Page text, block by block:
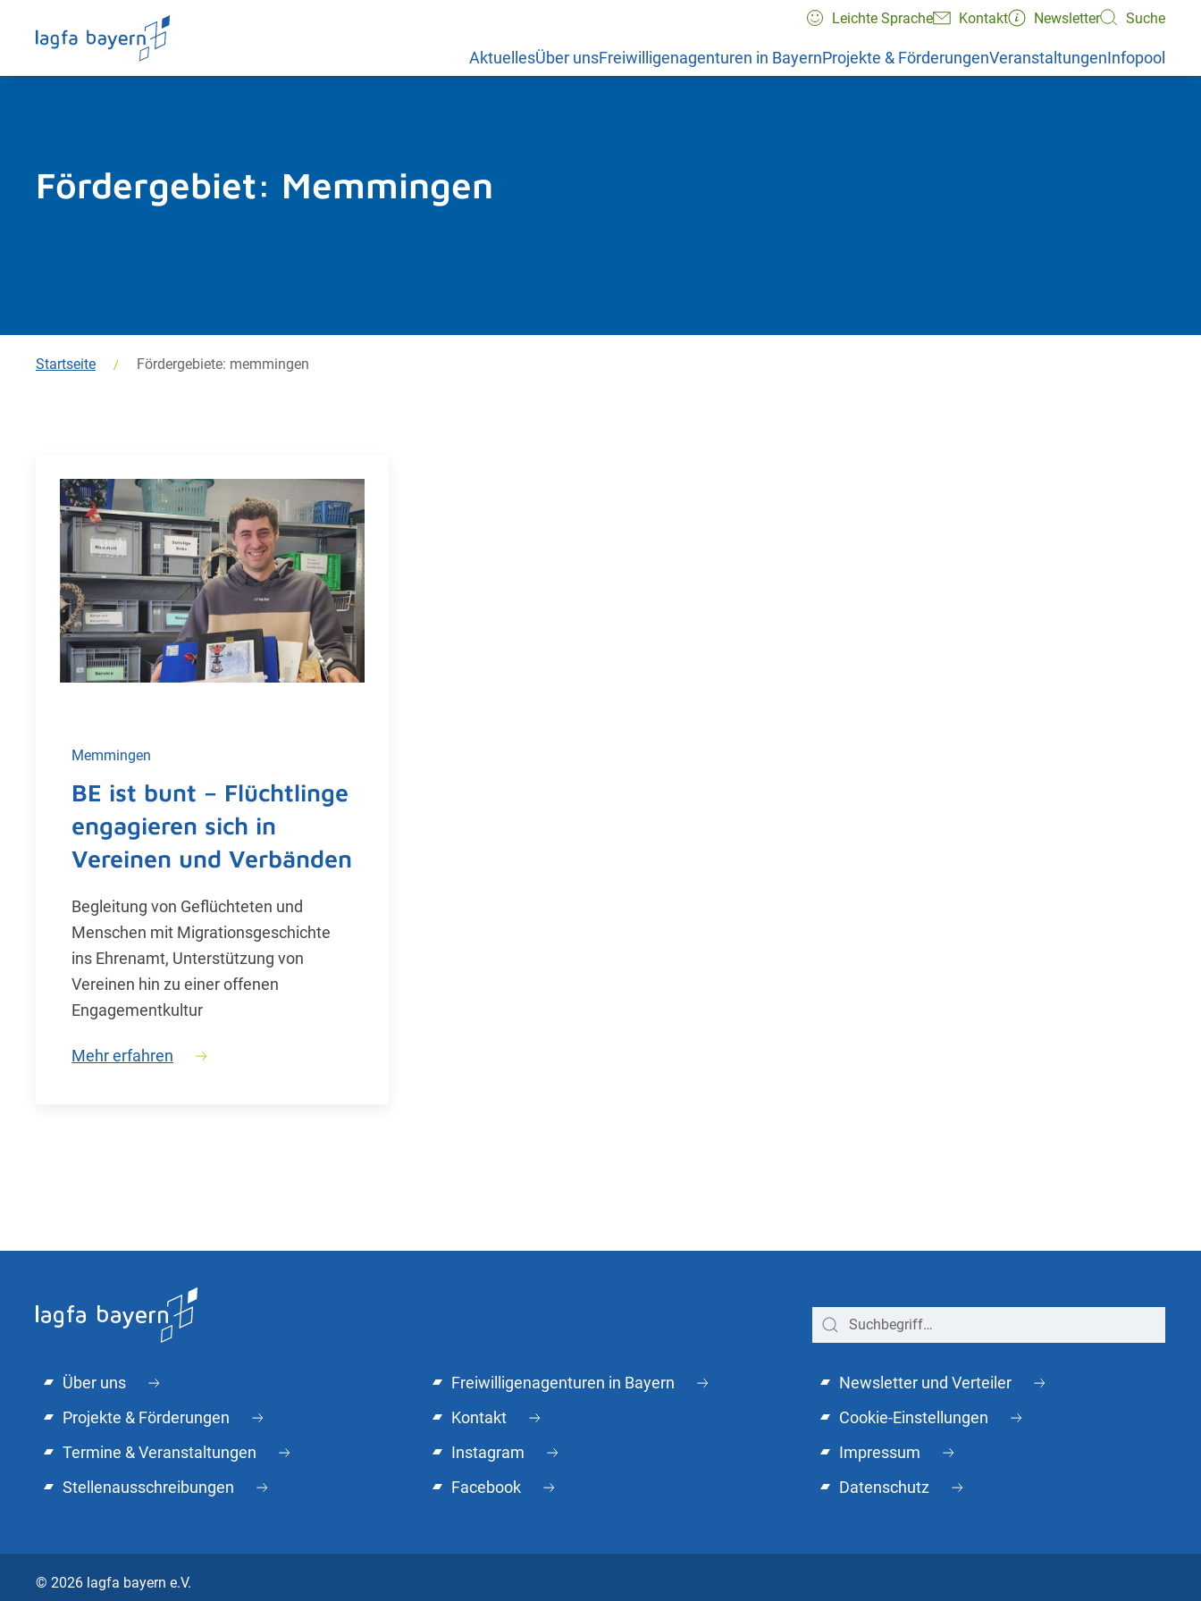
Leichte Sprache Kontakt Newsletter Suche
AktuellesÜber unsFreiwilligenagenturen in BayernProjekte & FörderungenVeranstaltungenInfopool
Fördergebiet: Memmingen
Startseite Fördergebiete: memmingen
Memmingen
BE ist bunt – Flüchtlinge
engagieren sich in
Vereinen und Verbänden
Begleitung von Geflüchteten und
Menschen mit Migrationsgeschichte
ins Ehrenamt, Unterstützung von
Vereinen hin zu einer offenen
Engagementkultur
Mehr erfahren
Über uns
Projekte & Förderungen
Termine & Veranstaltungen
Stellenausschreibungen
Freiwilligenagenturen in Bayern
Kontakt
Instagram
Facebook
Newsletter und Verteiler
Cookie-Einstellungen
Impressum
Datenschutz
© 2026 lagfa bayern e.V.